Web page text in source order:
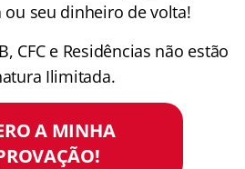
ou seu dinheiro de volta!
CFC e Residências não estão
Ilimitada.
A MINHA